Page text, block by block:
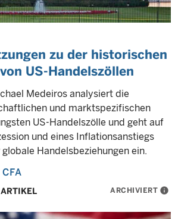
zu der historischen
US-Handelszöllen
Medeiros analysiert die
und marktspezifischen
US-Handelszölle und geht auf
und eines Inflationsanstiegs
Handelsbeziehungen ein.
CFA
ARTIKEL ARCHIVIERT info